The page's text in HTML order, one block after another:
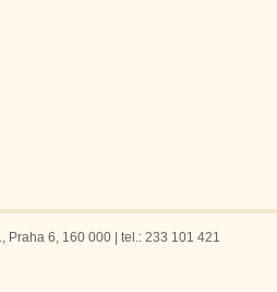
6, 160 000 | tel.: 233 101 421